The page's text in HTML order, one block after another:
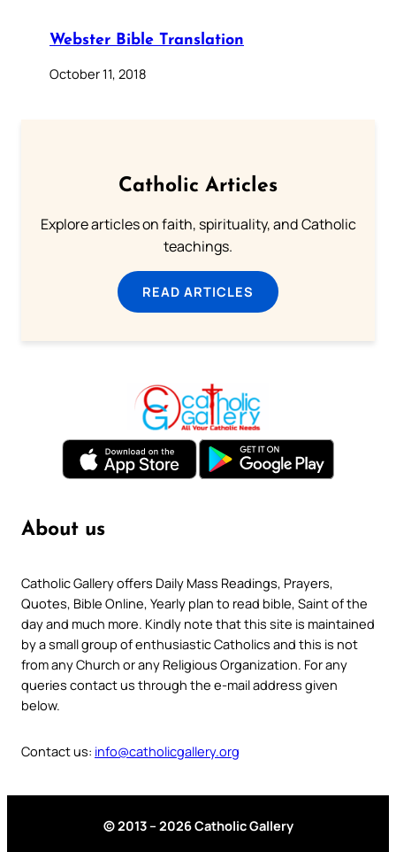
Webster Bible Translation
October 11, 2018
Catholic Articles
Explore articles on faith, spirituality, and Catholic
teachings.
READ ARTICLES
About us
Catholic Gallery offers Daily Mass Readings, Prayers,
Quotes, Bible Online, Yearly plan to read bible, Saint of the
day and much more. Kindly note that this site is maintained
by a small group of enthusiastic Catholics and this is not
from any Church or any Religious Organization. For any
queries contact us through the e-mail address given
below.
Contact us: info@catholicgallery.org
© 2013 – 2026 Catholic Gallery